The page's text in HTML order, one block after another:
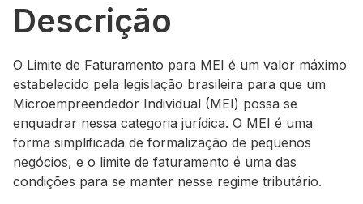
Descrição
O Limite de Faturamento para MEI é um valor máximo
estabelecido pela legislação brasileira para que um
Microempreendedor Individual (MEI) possa se
enquadrar nessa categoria jurídica. O MEI é uma
forma simplificada de formalização de pequenos
negócios, e o limite de faturamento é uma das
condições para se manter nesse regime tributário.